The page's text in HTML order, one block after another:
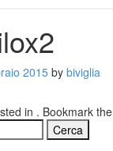
2015 by biviglia
in . Bookmark the